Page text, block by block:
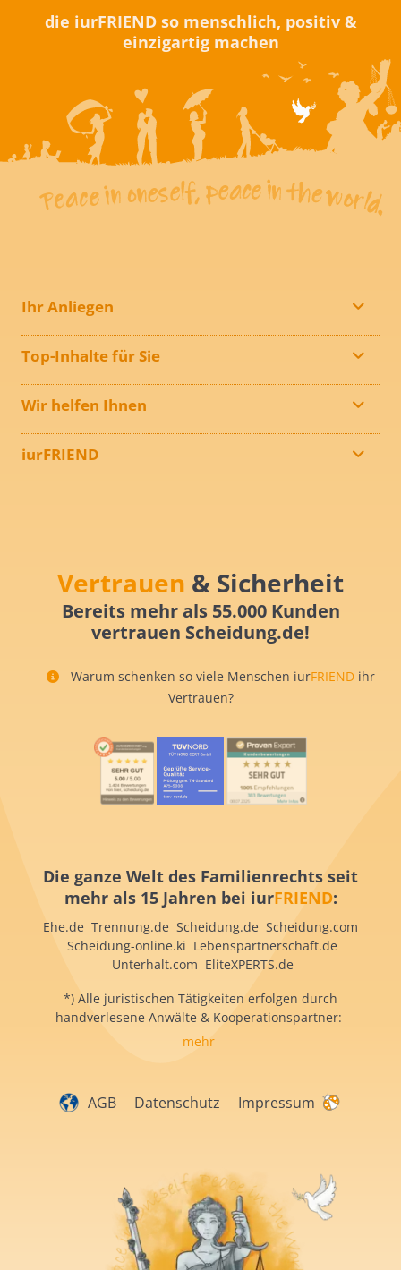
die iurFRIEND so menschlich, positiv &
einzigartig machen
Ihr Anliegen
Top-Inhalte für Sie
Wir helfen Ihnen
iurFRIEND
Vertrauen & Sicherheit
Bereits mehr als 55.000 Kunden
vertrauen Scheidung.de!
Warum schenken so viele Menschen iurFRIEND ihr
Vertrauen?
Die ganze Welt des Familienrechts seit
mehr als 15 Jahren bei iurFRIEND:
Ehe.de Trennung.de Scheidung.de Scheidung.com
Scheidung-online.ki Lebenspartnerschaft.de
Unterhalt.com EliteXPERTS.de
*) Alle juristischen Tätigkeiten erfolgen durch
handverlesene Anwälte & Kooperationspartner:
mehr
AGB Datenschutz Impressum